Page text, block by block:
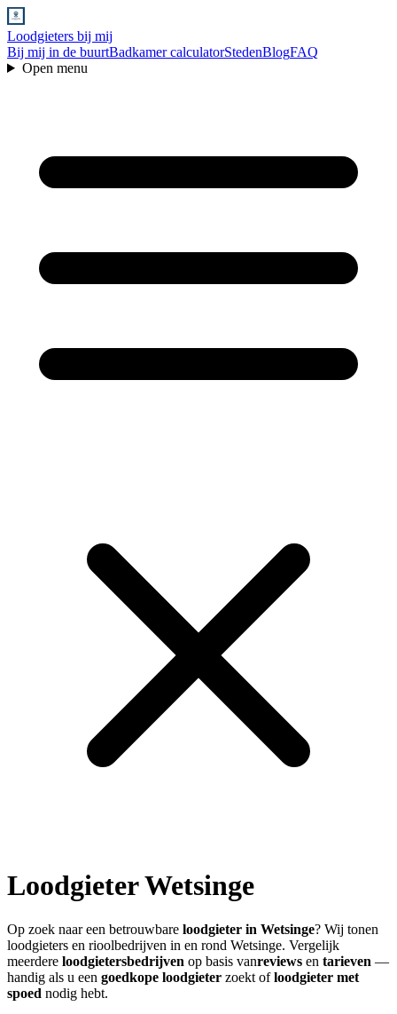
Loodgieters bij mij
Bij mij in de buurtBadkamer calculatorStedenBlogFAQ
Open menu
LoodgieterWetsinge
Op zoek naar een betrouwbare loodgieter in Wetsinge? Wij tonen
loodgieters en rioolbedrijven in en rond Wetsinge. Vergelijk
meerdere loodgietersbedrijven op basis vanreviews en tarieven —
handig als u een goedkope loodgieter zoekt ofloodgieter met
spoed nodig hebt.